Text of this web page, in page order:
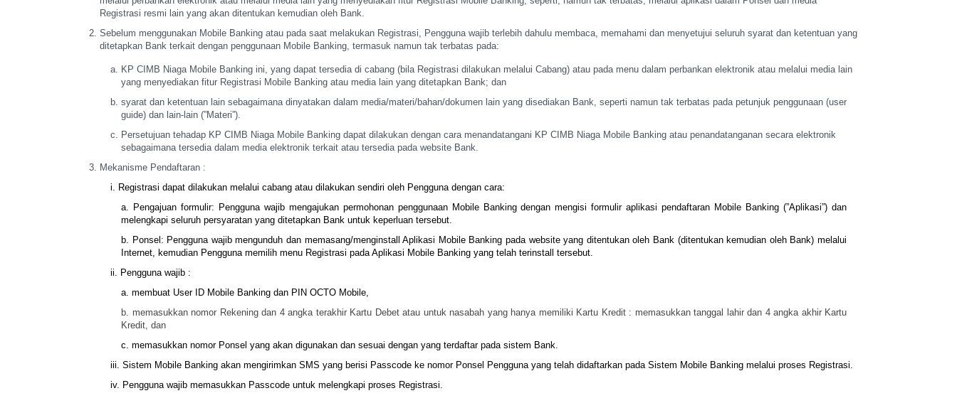
Registrasi resmi lain yang akan ditentukan kemudian oleh Bank.
Sebelum menggunakan Mobile Banking atau pada saat melakukan Registrasi, Pengguna wajib terlebih dahulu membaca, memahami dan menyetujui seluruh syarat dan ketentuan yang
ditetapkan Bank terkait dengan penggunaan Mobile Banking, termasuk namun tak terbatas pada:
KP CIMB Niaga Mobile Banking ini, yang dapat tersedia di cabang (bila Registrasi dilakukan melalui Cabang) atau padamenu dalam perbankan elektronik atau melalui media lain
yang menyediakan fitur Registrasi Mobile Banking atau media lain yang ditetapkan Bank; dan
syarat dan ketentuan lain sebagaimana dinyatakan dalam media/materi/bahan/dokumen lain yang disediakan Bank, seperti namun tak terbatas pada petunjuk penggunaan (user
guide) dan lain-lain (”Materi”).
Persetujuan tehadap KP CIMB Niaga Mobile Banking dapat dilakukan dengan cara menandatangani KP CIMB Niaga Mobile Banking atau penandatanganan secara elektronik
sebagaimanatersedia dalam media elektronik terkait atau tersedia padawebsite Bank.
Mekanisme Pendaftaran :
i. Registrasi dapat dilakukan melalui cabang atau dilakukan sendiri oleh Pengguna dengan cara:
a. Pengajuan formulir: Pengguna wajib mengajukan permohonanpenggunaan Mobile Banking dengan mengisi formulir aplikasi pendaftaran Mobile Banking (”Aplikasi”) dan
melengkapi seluruh persyaratan yang ditetapkan Bank untuk keperluan tersebut.
b. Ponsel: Pengguna wajib mengunduh dan memasang/menginstall Aplikasi Mobile Banking pada website yang ditentukan oleh Bank (ditentukan kemudian oleh Bank) melalui
Internet, kemudian Pengguna memilih menu Registrasi pada Aplikasi Mobile Banking yang telah terinstall tersebut.
ii. Pengguna wajib :
a. membuat User ID Mobile Banking dan PIN OCTO Mobile,
b. memasukkan nomor Rekening dan 4 angka terakhir Kartu Debetatau untuk nasabah yang hanya memiliki Kartu Kredit : memasukkantanggal lahir dan 4 angka akhir Kartu
Kredit, dan
c. memasukkan nomor Ponsel yang akan digunakan dan sesuai dengan yang terdaftar pada sistem Bank.
iii. Sistem Mobile Banking akan mengirimkan SMS yang berisi Passcode ke nomor Ponsel Pengguna yang telah didaftarkan padaSistem Mobile Banking melalui proses Registrasi.
iv. Pengguna wajib memasukkan Passcode untuk melengkapi proses Registrasi.